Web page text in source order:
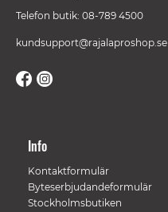
Telefon butik: 08-789 4500
kundsupport@rajalaproshop.se
Info
Kontaktformulär
Byteserbjudandeformulär
Stockholmsbutiken